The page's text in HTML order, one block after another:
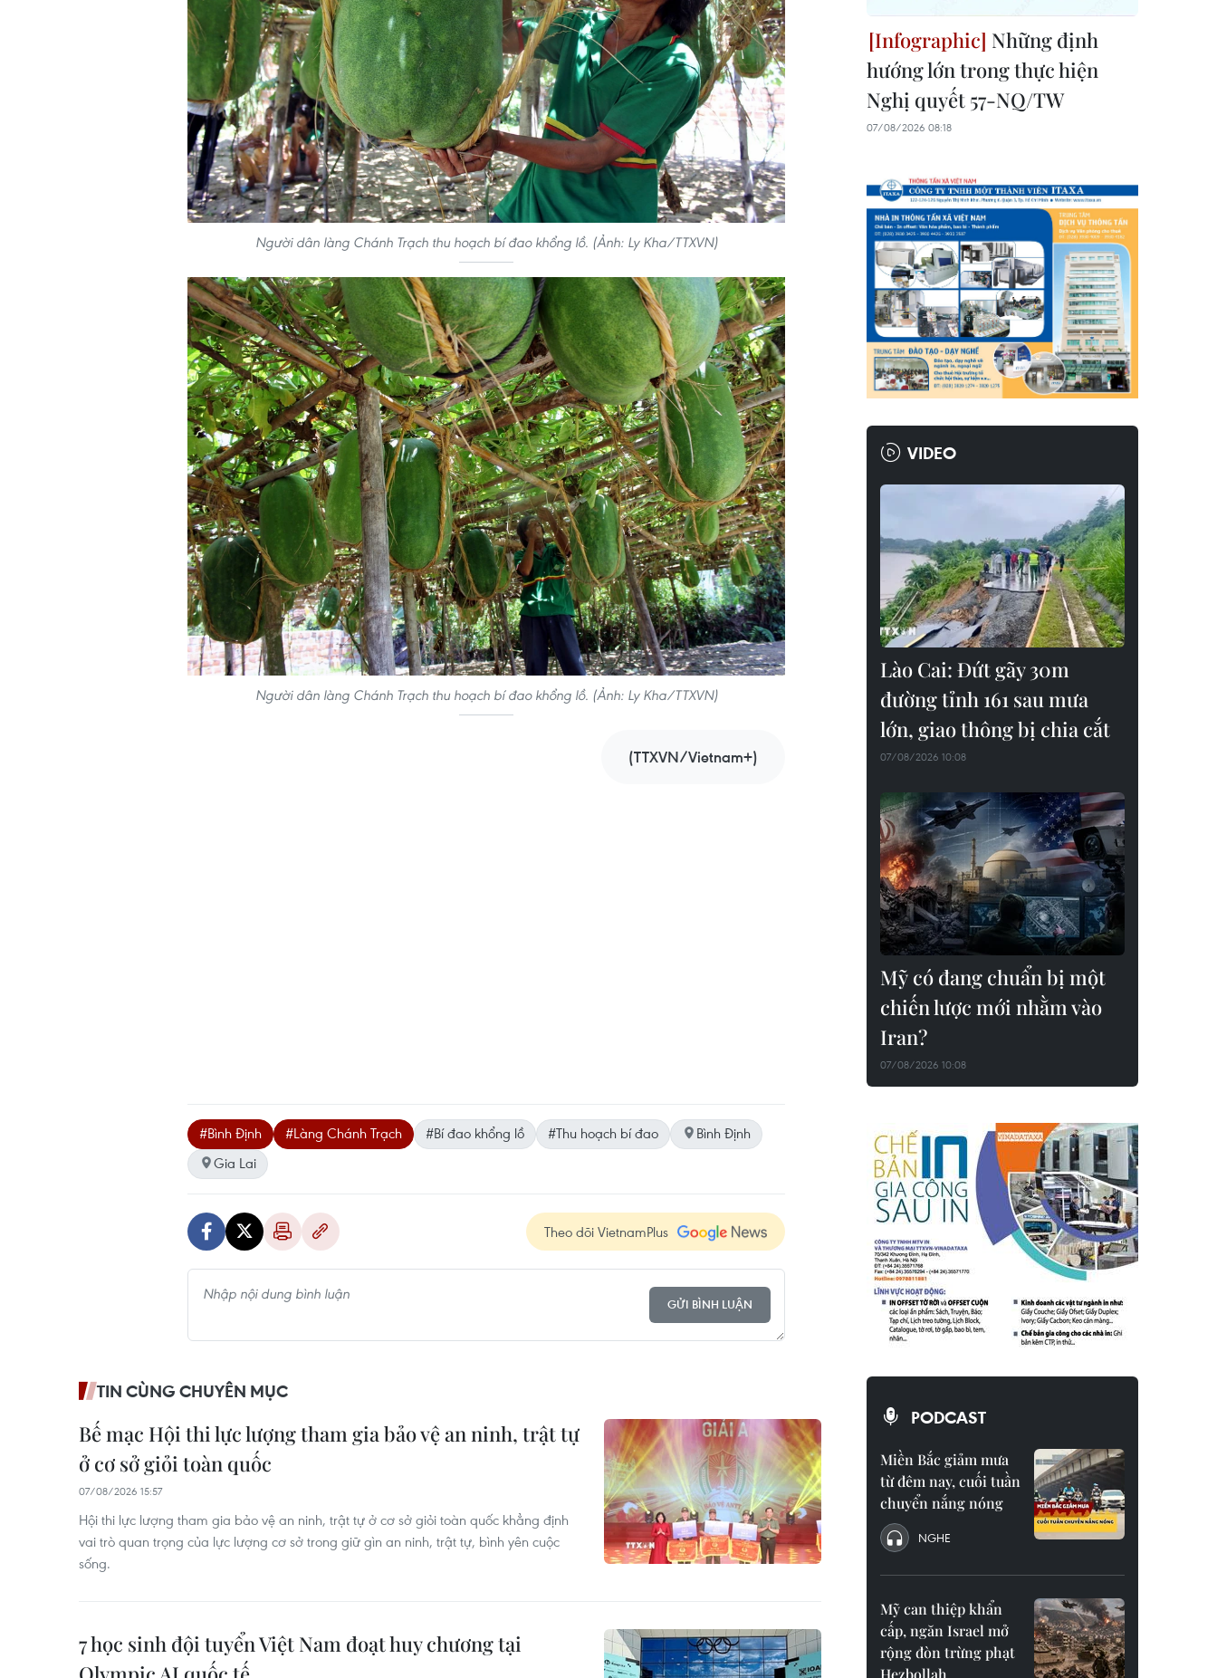
Người dân làng Chánh Trạch thu hoạch bí đao khổng lồ. (Ảnh: Ly Kha/TTXVN)
Người dân làng Chánh Trạch thu hoạch bí đao khổng lồ. (Ảnh: Ly Kha/TTXVN)
(TTXVN/Vietnam+)
#Bình Định #Làng Chánh Trạch #Bí đao khổng lồ #Thu hoạch bí đao
Bình Định
Gia Lai
Theo dõi VietnamPlus
GỬI BÌNH LUẬN
TIN CÙNG CHUYÊN MỤC
Bế mạc Hội thi lực lượng tham gia bảo vệ an ninh, trật tự
ở cơ sở giỏi toàn quốc
07/08/2026 15:57
Hội thi lực lượng tham gia bảo vệ an ninh, trật tự ở cơ sở giỏi toàn quốc khẳng định
vai trò quan trọng của lực lượng cơ sở trong giữ gìn an ninh, trật tự, bình yên cuộc
sống.
7 học sinh đội tuyển Việt Nam đoạt huy chương tại
Những định
hướng lớn trong thực hiện
Nghị quyết 57-NQ/TW
07/08/2026 08:18
VIDEO
Lào Cai: Đứt gãy 30m
đường tỉnh 161 sau mưa
lớn, giao thông bị chia cắt
07/08/2026 10:08
Mỹ có đang chuẩn bị một
chiến lược mới nhằm vào
Iran?
07/08/2026 10:08
PODCAST
Miền Bắc giảm mưa
từ đêm nay, cuối tuần
chuyển nắng nóng
NGHE
Mỹ can thiệp khẩn
cấp, ngăn Israel mở
rộng đòn trừng phạt
Hezbollah